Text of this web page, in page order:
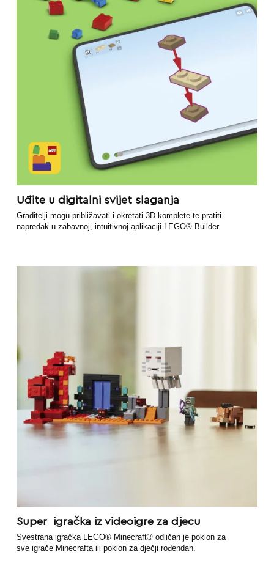
Uđite u digitalni svijet slaganja
Graditelji mogu približavati i okretati 3D komplete te pratiti
napredak u zabavnoj, intuitivnoj aplikaciji LEGO® Builder.
Super igračka iz videoigre za djecu
Svestrana igračka LEGO® Minecraft® odličan je poklon za
sve igrače Minecrafta ili poklon za dječji rođendan.